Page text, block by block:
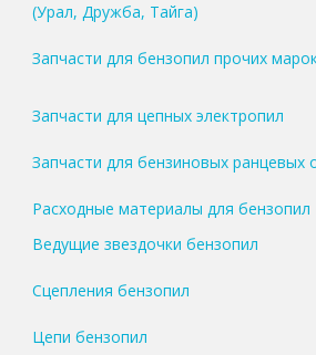
(Урал, Дружба, Тайга)
Запчасти для бензопил прочих
Запчасти для цепных электропил
Запчасти для бензиновых ранцевых
Расходные материалы для бензопил
Ведущие звездочки бензопил
Сцепления бензопил
Цепи бензопил